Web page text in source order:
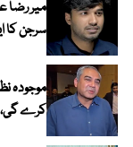
میر رضا
سرجن کا
موجودہ
کرے گی،